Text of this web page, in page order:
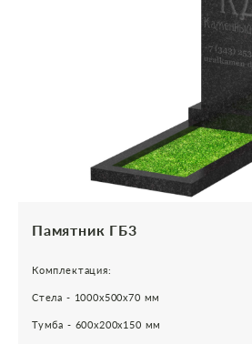
Памятник ГБ3
Комплектация:
Стела - 1000х500х70 мм
Тумба - 600х200х150 мм